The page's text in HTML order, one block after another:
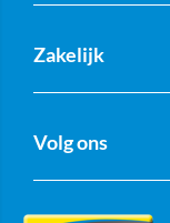
Zakelijk
Volg ons